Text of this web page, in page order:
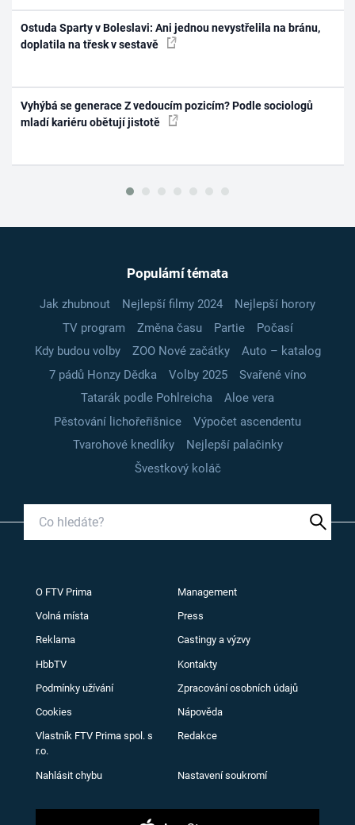
Ostuda Sparty v Boleslavi: Ani jednou nevystřelila na bránu,
doplatila na třesk v sestavě
Vyhýbá se generace Z vedoucím pozicím? Podle sociologů
mladí kariéru obětují jistotě
Populární témata
Jak zhubnout Nejlepší filmy 2024
Nejlepší horory
TV program
Změna času Partie
Počasí
Kdy budou volby
ZOO Nové začátky
Auto – katalog
7 pádů Honzy Dědka
Volby 2025
Svařené víno
Tatarák podle Pohlreicha
Aloe vera
Pěstování lichořeřišnice
Výpočet ascendentu
Tvarohové knedlíky
Nejlepší palačinky
Švestkový koláč
O FTV Prima Management
Volná místa Press
Reklama Castingy a výzvy
HbbTV Kontakty
Podmínky užívání Zpracování osobních údajů
Cookies Nápověda
Vlastník FTV Prima spol. s
r.o.
Redakce
Nahlásit chybu Nastavení soukromí